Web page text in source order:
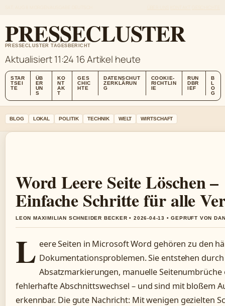
PRESSECLUSTER
PRESSECLUSTER TAGESBERICHT
Aktualisiert 11:24 16 Artikel heute
STAR
TSEI
TE
ÜB
ER
UN
S
KO
NT
AK
T
GES
CHIC
HTE
DATENSCHUT
ZERKLÄRUN
G
COOKIE-
RICHTLIN
IE
RUN
DBR
IEF
B
L
O
G
BLOG LOKAL POLITIK TECHNIK WELT WIRTSCHAFT
Word Leere Seite Löschen –
Einfache Schritte für alle
LEON MAXIMILIAN SCHNEIDER BECKER • 2026-04-13 • GEPRUFT VON
L eere Seiten in Microsoft Word gehören zu den
Dokumentationsproblemen. Sie entstehen
Absatzmarkierungen, manuelle Seitenumbrüche
fehlerhafte Abschnittswechsel – und sind mit bloßem
erkennbar. Die gute Nachricht: Mit wenigen gezielten